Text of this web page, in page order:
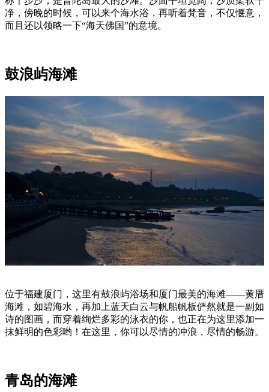
净，傍晚的时候，可以来个海水浴，再听着梵音，不仅惬意，
而且还以领略一下“海天佛国”的意境。
鼓浪屿海滩
位于福建厦门，这里有鼓浪屿浴场和厦门最美的海滩——黄厝
海滩，如碧海水，再加上蓝天白云与帆船帆板俨然就是一副如
诗的图画，而穿着绚烂多彩的泳衣的你，也正在为这里添加一
抹鲜明的色彩哟！在这里，你可以尽情的冲浪，尽情的畅游。
青岛的海滩